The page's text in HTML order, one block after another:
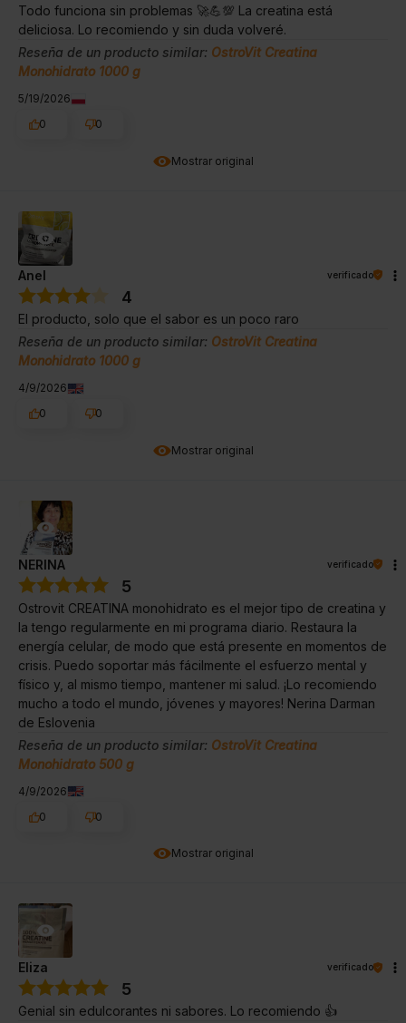
Mostrar original
Todo funciona sin problemas 🚀💪💯 La creatina está
deliciosa. Lo recomiendo y sin duda volveré.
Reseña de un producto similar: OstroVit Creatina
Monohidrato 1000 g
5/19/2026
0
0
Mostrar original
Anel verificado
4
El producto, solo que el sabor es un poco raro
Reseña de un producto similar: OstroVit Creatina
Monohidrato 1000 g
4/9/2026
0
0
Mostrar original
NERINA verificado
5
Ostrovit CREATINA monohidrato es el mejor tipo de creatina y
la tengo regularmente en mi programa diario. Restaura la
energía celular, de modo que está presente en momentos de
crisis. Puedo soportar más fácilmente el esfuerzo mental y
físico y, al mismo tiempo, mantener mi salud. ¡Lo recomiendo
mucho a todo el mundo, jóvenes y mayores! Nerina Darman
de Eslovenia
Reseña de un producto similar: OstroVit Creatina
Monohidrato 500 g
4/9/2026
0
0
Eliza verificado
5
Genial sin edulcorantes ni sabores. Lo recomiendo 👍️